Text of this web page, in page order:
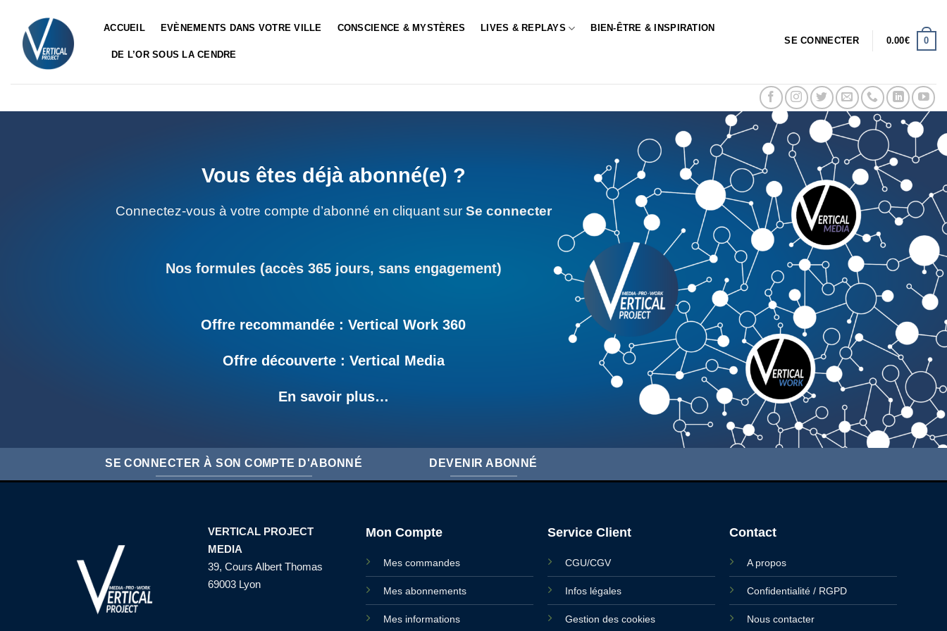
contenu
ACCUEIL EVÈNEMENTS DANS VOTRE VILLE CONSCIENCE & MYSTÈRES LIVES & REPLAYS BIEN-ÊTRE & INSPIRATION
DE L’OR SOUS LA CENDRE
SE CONNECTER 0.00€ 0
Vous êtes déjà abonné(e) ?
Connectez-vous à votre compte d’abonné en cliquant sur Se connecter
Nos formules (accès 365 jours, sans engagement)
Offre recommandée : Vertical Work 360
Offre découverte : Vertical Media
En savoir plus…
SE CONNECTER À SON COMPTE D'ABONNÉ DEVENIR ABONNÉ
VERTICAL PROJECT
MEDIA
39, Cours Albert Thomas
69003 Lyon
Mon Compte
Mes commandes
Mes abonnements
Mes informations
Service Client
CGU/CGV
Infos légales
Gestion des cookies
Contact
A propos
Confidentialité / RGPD
Nous contacter